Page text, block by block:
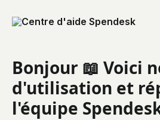
Bonjour 📖 Voici
d'utilisation et
l'équipe